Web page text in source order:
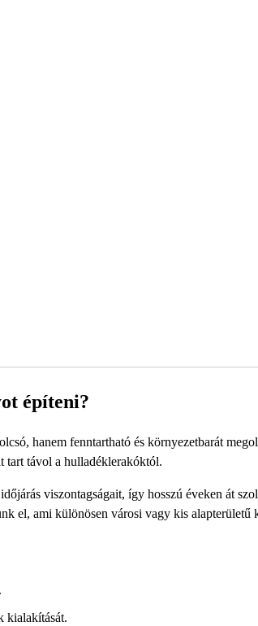
építeni?
hanem fenntartható és környezetbarát
tart távol a hulladéklerakóktól.
viszontagságait, így hosszú éveken át
el, ami különösen városi vagy kis alapterületű
kialakítását.